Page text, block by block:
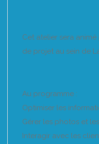
Cet atelier sera animé
de projet au sein de
Au programme :
Optimiser les
Gérer les photos et
Interagir avec les